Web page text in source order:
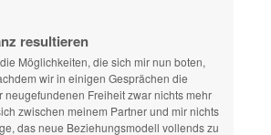
resultieren
Möglichkeiten, die sich mir nun boten,
wir in einigen Gesprächen die
neugefundenen Freiheit zwar nichts mehr
zwischen meinem Partner und mir nichts
das neue Beziehungsmodell vollends zu